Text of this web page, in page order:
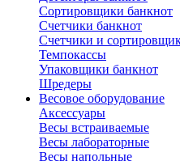
Сортировщики банкнот
Счетчики банкнот
Счетчики и
Темпокассы
Упаковщики банкнот
Шредеры
Весовое оборудование
Аксессуары
Весы встраиваемые
Весы лабораторные
Весы напольные